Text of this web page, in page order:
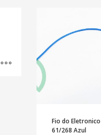
Fio do
61/268 Azul